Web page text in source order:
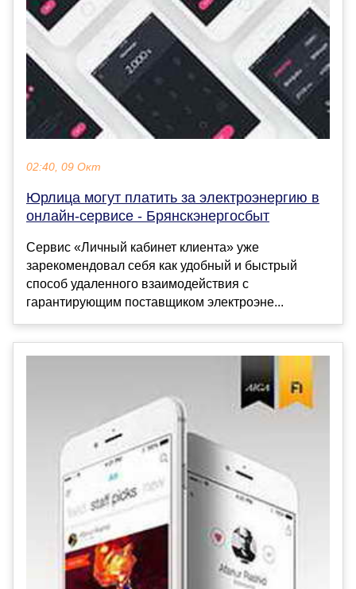
02:40, 09 Окт
Юрлица могут платить за электроэнергию в
онлайн-сервисе - Брянскэнергосбыт
Сервис «Личный кабинет клиента» уже
зарекомендовал себя как удобный и быстрый
способ удаленного взаимодействия с
гарантирующим поставщиком электроэне...